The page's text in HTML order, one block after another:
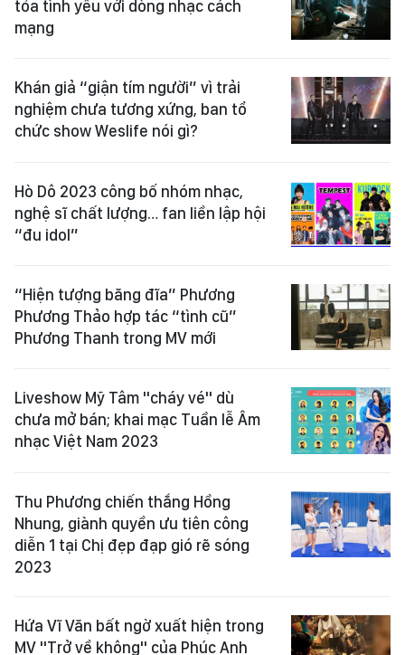
tỏa tình yêu với dòng nhạc cách
mạng
Khán giả “giận tím người” vì trải
nghiệm chưa tương xứng, ban tổ
chức show Weslife nói gì?
Hò Dô 2023 công bố nhóm nhạc,
nghệ sĩ chất lượng… fan liền lập hội
“đu idol”
“Hiện tượng băng đĩa” Phương
Phương Thảo hợp tác “tình cũ”
Phương Thanh trong MV mới
Liveshow Mỹ Tâm "cháy vé" dù
chưa mở bán; khai mạc Tuần lễ Âm
nhạc Việt Nam 2023
Thu Phương chiến thắng Hồng
Nhung, giành quyền ưu tiên công
diễn 1 tại Chị đẹp đạp gió rẽ sóng
2023
Hứa Vĩ Văn bất ngờ xuất hiện trong
MV "Trở về không" của Phúc Anh